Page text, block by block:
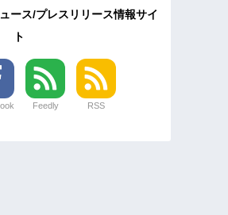
ース/プレスリリース情報サイ
ト
Feedly RSS